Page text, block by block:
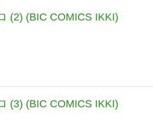
(2) (BIC COMICS IKKI)
(3) (BIC COMICS IKKI)